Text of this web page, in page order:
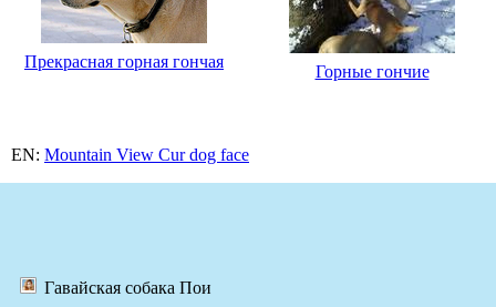
Прекрасная горная гончая
Горные гончие
EN: Mountain View Cur dog face
Гавайская собака Пои